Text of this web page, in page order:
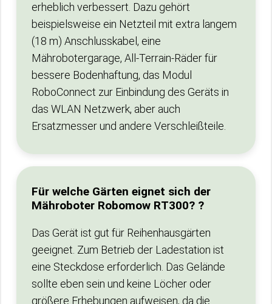
erheblich verbessert. Dazu gehört
beispielsweise ein Netzteil mit extra langem
(18 m) Anschlusskabel, eine
Mährobotergarage, All-Terrain-Räder für
bessere Bodenhaftung, das Modul
RoboConnect zur Einbindung des Geräts in
das WLAN Netzwerk, aber auch
Ersatzmesser und andere Verschleißteile.
Für welche Gärten eignet sich der
Mähroboter Robomow RT300? ?
Das Gerät ist gut für Reihenhausgärten
geeignet. Zum Betrieb der Ladestation ist
eine Steckdose erforderlich. Das Gelände
sollte eben sein und keine Löcher oder
größere Erhebungen aufweisen, da die